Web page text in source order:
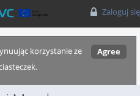
Zaloguj się
Agree
korzystanie ze